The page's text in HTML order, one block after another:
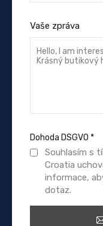
Vaše zpráva
Dohoda DSGVO *
Souhlasím s
Croatia
informace,
dotaz.